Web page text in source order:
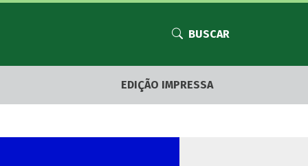
BUSCAR
EDIÇÃO IMPRESSA